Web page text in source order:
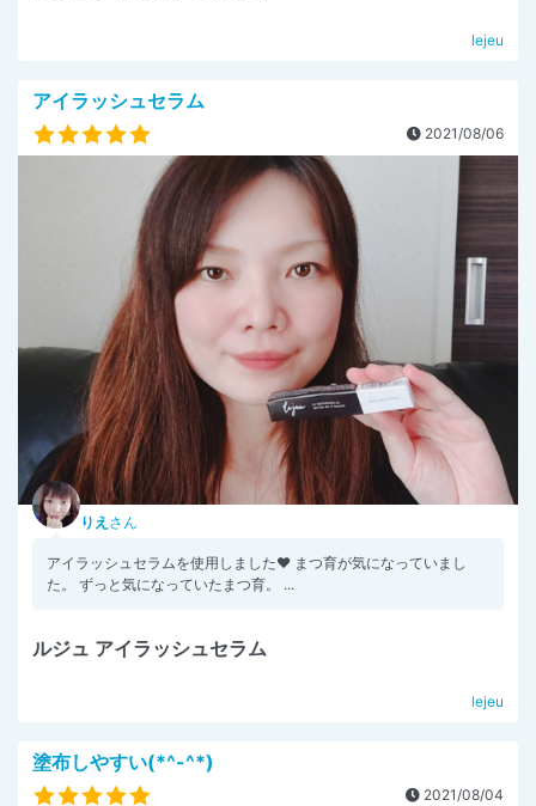
lejeu
アイラッシュセラム
2021/08/06
りえ さん
アイラッシュセラムを使用しました♥️ まつ育が気になっていまし
た。 ずっと気になっていたまつ育。 ...
ルジュ アイラッシュセラム
lejeu
塗布しやすい(*^-^*)
2021/08/04